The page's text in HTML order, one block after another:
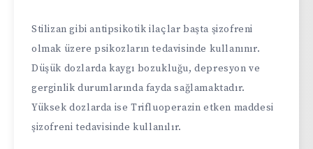
Stilizan gibi antipsikotik ilaçlar başta şizofreni
olmak üzere psikozların tedavisinde kullanınır.
Düşük dozlarda kaygı bozukluğu, depresyon ve
gerginlik durumlarında fayda sağlamaktadır.
Yüksek dozlarda ise Trifluoperazin etken maddesi
şizofreni tedavisinde kullanılır.